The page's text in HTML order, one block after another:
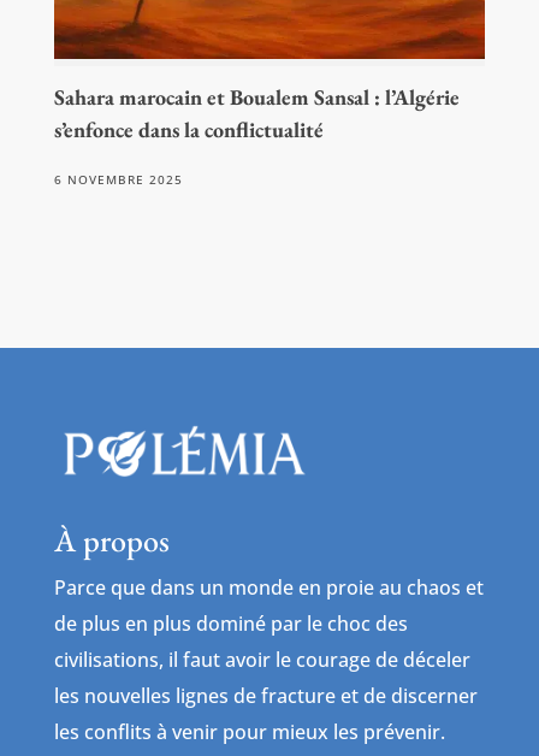
Sahara marocain et Boualem Sansal : l’Algérie
s’enfonce dans la conflictualité
6 NOVEMBRE 2025
À propos
Parce que dans un monde en proie au chaos et
de plus en plus dominé par le choc des
civilisations, il faut avoir le courage de déceler
les nouvelles lignes de fracture et de discerner
les conflits à venir pour mieux les prévenir.